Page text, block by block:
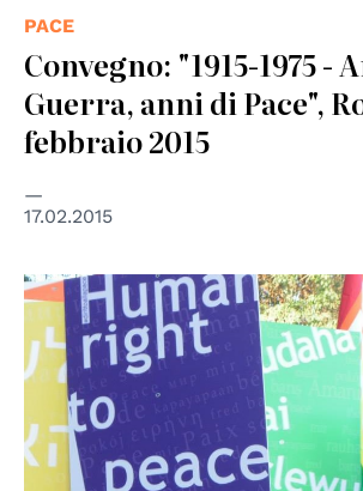
PACE
Convegno: "1915-1975 -
Guerra, anni di Pace",
febbraio 2015
17.02.2015